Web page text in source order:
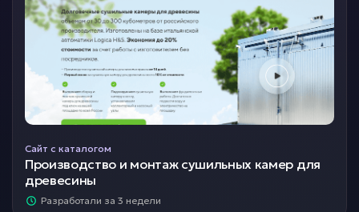
Сайт с каталогом
Производство и монтаж сушильных камер для
древесины
Разработали за 3 недели